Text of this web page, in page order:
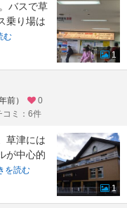
バスで草
乗り場は
む
1
前）
0
コミ：6件
草津には
が中心的
を読む
1